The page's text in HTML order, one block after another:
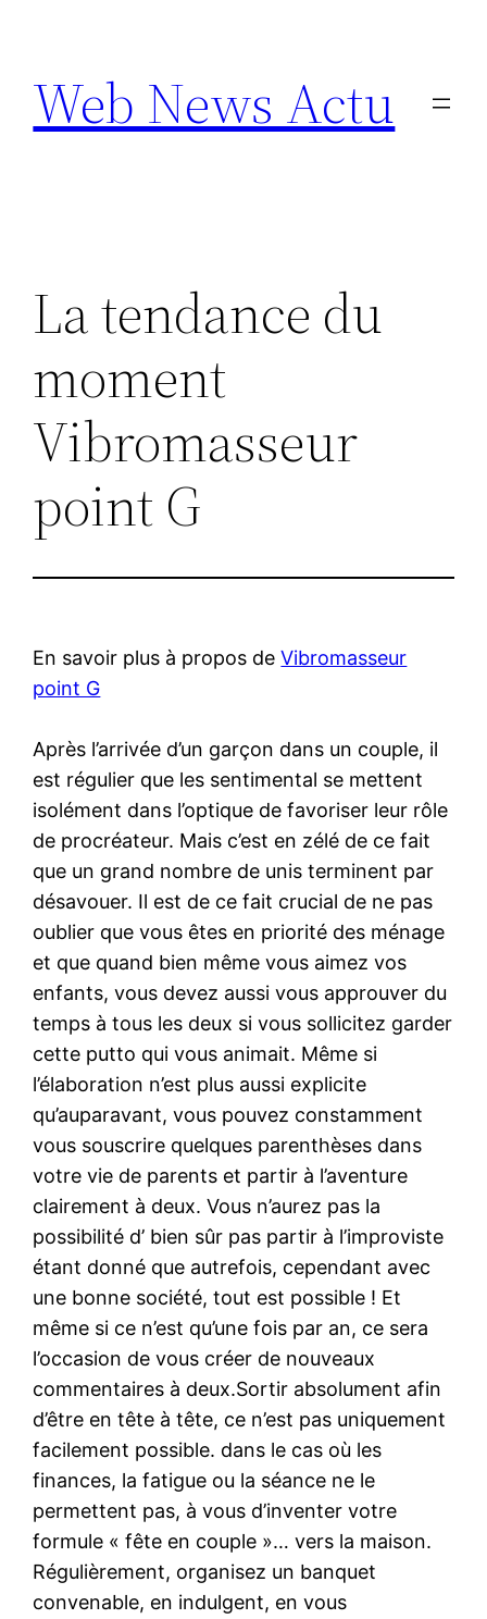
contenu
Web News Actu
La tendance du
moment
Vibromasseur
point G
En savoir plus à propos deVibromasseur
point G
Après l’arrivée d’un garçon dans un couple, il
est régulier que les sentimental se mettent
isolément dans l’optique de favoriser leur rôle
de procréateur. Mais c’est en zélé de ce fait
que un grand nombre de unis terminent par
désavouer. Il est de ce fait crucial de ne pas
oublier que vous êtes en priorité des ménage
et que quand bien même vous aimez vos
enfants, vous devez aussi vous approuver du
temps à tous les deux si vous sollicitez garder
cette putto qui vous animait. Même si
l’élaboration n’est plus aussi explicite
qu’auparavant, vous pouvez constamment
vous souscrire quelques parenthèses dans
votre vie de parents et partir à l’aventure
clairement à deux. Vous n’aurez pas la
possibilité d’ bien sûr pas partir à l’improviste
étant donné que autrefois, cependant avec
une bonne société, tout est possible ! Et
même si ce n’est qu’une fois par an, ce sera
l’occasion de vous créer de nouveaux
commentaires à deux.Sortir absolument afin
d’être en tête à tête, ce n’est pas uniquement
facilement possible. dans le cas où les
finances, la fatigue ou la séance ne le
permettent pas, à vous d’inventer votre
formule « fête en couple »… vers la maison.
Régulièrement, organisez un banquet
convenable, en indulgent, en vous